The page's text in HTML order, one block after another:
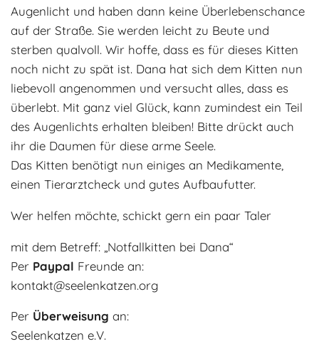
Zuhause gesucht
Zuhause gefunden
Regenbogenbrücke
Adoptantenberichte
Infos rund um die Katze
Kontakt
Interessentenbogen
Kontaktformular
FAQ
Blog
Augenlicht und haben dann keine Überlebenschance
auf der Straße. Sie werden leicht zu Beute und
sterben qualvoll. Wir hoffe, dass es für dieses Kitten
noch nicht zu spät ist. Dana hat sich dem Kitten nun
liebevoll angenommen und versucht alles, dass es
überlebt. Mit ganz viel Glück, kann zumindest ein Teil
des Augenlichts erhalten bleiben! Bitte drückt auch
ihr die Daumen für diese arme Seele.
Das Kitten benötigt nun einiges an Medikamente,
einen Tierarztcheck und gutes Aufbaufutter.
Wer helfen möchte, schickt gern ein paar Taler
mit dem Betreff: „Notfallkitten bei Dana“
Per Paypal Freunde an:
kontakt@seelenkatzen.org
Per Überweisung an:
Seelenkatzen e.V.